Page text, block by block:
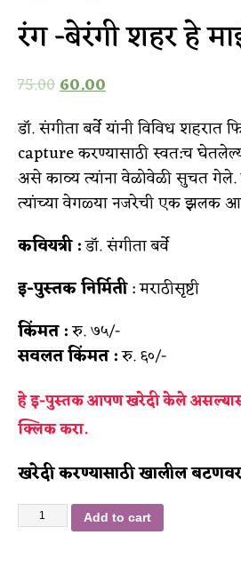
रंग -बेरंगी शहर हे
75.0060.00
डॉ. संगीता बर्वे यांनी विविध शहरात
capture करण्यासाठी स्वत:च
असे काव्य त्यांना वेळोवेळी सुचत
त्यांच्या वेगळ्या नजरेची एक झलक
कवियत्री :डॉ. संगीता बर्वे
इ-पुस्तक निर्मिती: मराठीसृष्टी
किंमत :रु. ७५/-
सवलत किंमत :रु. ६०/-
हे इ-पुस्तक आपण खरेदी केले
क्लिक करा.
खरेदी करण्यासाठी खालील
Add to cart